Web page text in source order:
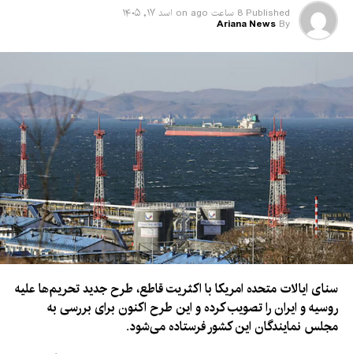
Published 8 ساعت ago on اسد ۱۷, ۱۴۰۵
By
Ariana News
سنای ایالات متحده امریکا با اکثریت قاطع، طرح جدید تحریم‌ها علیه
روسیه و ایران را تصویب کرده و این طرح اکنون برای بررسی به
مجلس نمایندگان این کشور فرستاده می‌شود.